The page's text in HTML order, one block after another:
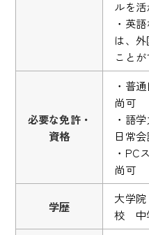
ルを活
・英
は、
ことが
必要な免許・
資格
・普
尚可
・語
日常
・PC
尚可
学歴
大学
校 中